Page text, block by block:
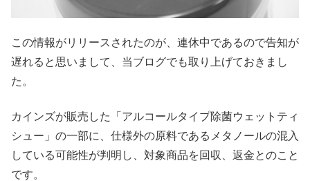
この情報がリリースされたのが、連休中であるので告知が
遅れると思いまして、当ブログでも取り上げておきまし
た。
カインズが販売した「アルコールタイプ除菌ウェットティ
シュー」の一部に、仕様外の原料であるメタノールの混入
している可能性が判明し、対象商品を回収、返金とのこと
です。